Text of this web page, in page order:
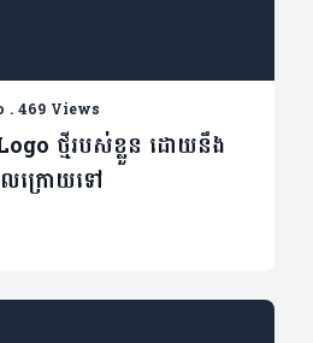
.469 Views
ថ្មីរបស់ខ្លួន ដោយនឹង
លក្រោយទៅ